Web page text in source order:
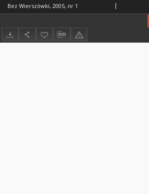
Bez Wierszówki, 2005, nr 1